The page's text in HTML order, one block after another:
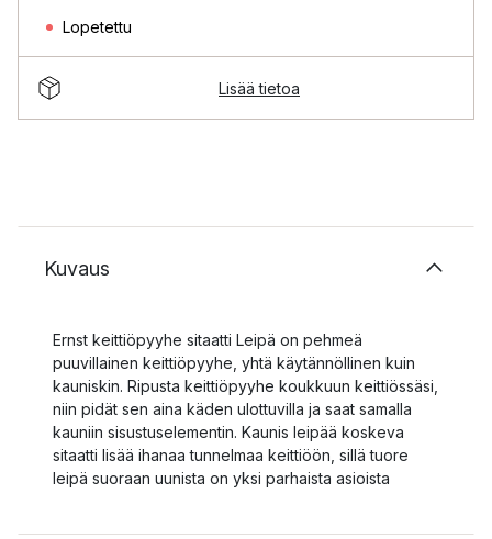
Lopetettu
Lisää tietoa
Kuvaus
Ernst keittiöpyyhe sitaatti Leipä on pehmeä
puuvillainen keittiöpyyhe, yhtä käytännöllinen kuin
kauniskin. Ripusta keittiöpyyhe koukkuun keittiössäsi,
niin pidät sen aina käden ulottuvilla ja saat samalla
kauniin sisustuselementin. Kaunis leipää koskeva
sitaatti lisää ihanaa tunnelmaa keittiöön, sillä tuore
leipä suoraan uunista on yksi parhaista asioista